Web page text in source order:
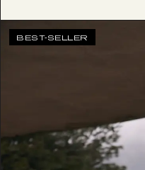
BEST-SELLER